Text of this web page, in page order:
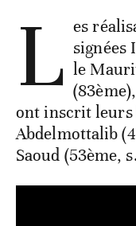
L es
signées
le
ont inscrit leurs
Abdelmottalib
Saoud (53ème,